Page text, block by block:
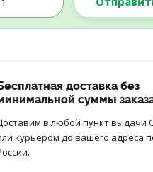
доставка без
суммы
в любой пункт выдачи
курьером до вашего адреса